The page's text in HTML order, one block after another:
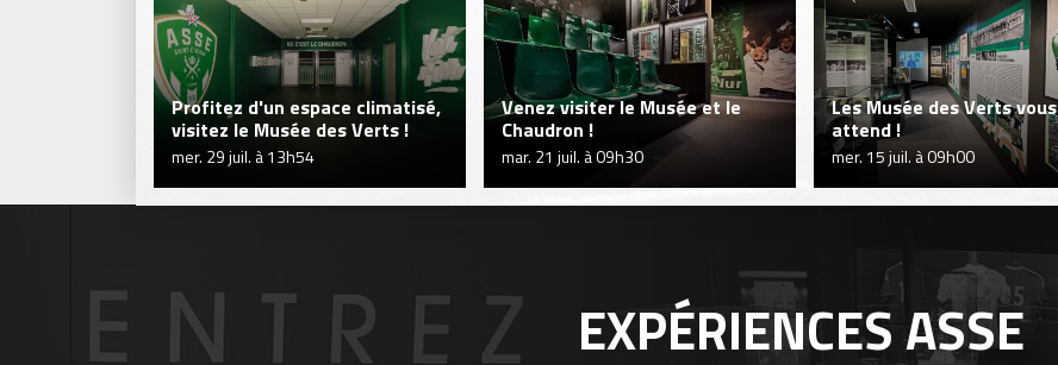
Profitez d'un espace climatisé,
visitez le Musée des Verts !
mer. 29 juil. à 13h54
Venez visiter le Musée et le
Chaudron !
mar. 21 juil. à 09h30
Les Musée des Verts vous
attend !
mer. 15 juil. à 09h00
EXPÉRIENCESASSE